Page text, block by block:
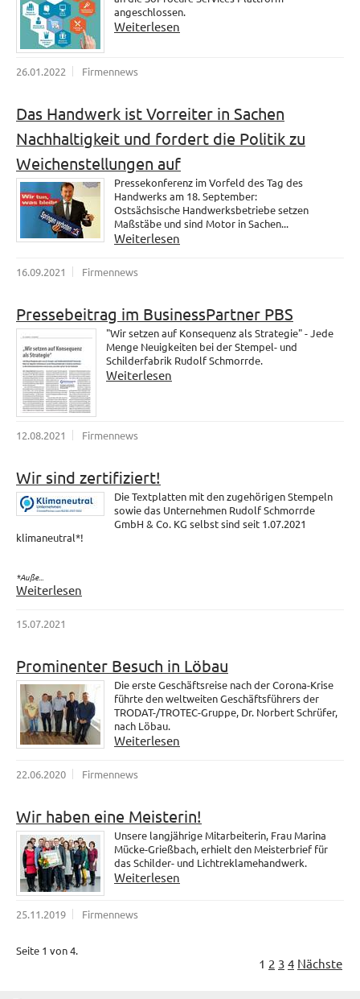
angeschlossen.
Weiterlesen
26.01.2022 Firmennews
Das Handwerk ist Vorreiter in Sachen
Nachhaltigkeit und fordert die Politik zu
Weichenstellungen auf
Pressekonferenz im Vorfeld des Tag des
Handwerks am 18. September:
Ostsächsische Handwerksbetriebe setzen
Maßstäbe und sind Motor in Sachen...
Weiterlesen
16.09.2021 Firmennews
Pressebeitrag im BusinessPartner PBS
"Wir setzen auf Konsequenz als Strategie" - Jede
Menge Neuigkeiten bei der Stempel- und
Schilderfabrik Rudolf Schmorrde.
Weiterlesen
12.08.2021 Firmennews
Wir sind zertifiziert!
Die Textplatten mit den zugehörigen Stempeln
sowie das Unternehmen Rudolf Schmorrde
GmbH & Co. KG selbst sind seit 1.07.2021
klimaneutral*!
*Auße...
Weiterlesen
15.07.2021
Prominenter Besuch in Löbau
Die erste Geschäftsreise nach der Corona-Krise
führte den weltweiten Geschäftsführers der
TRODAT-/TROTEC-Gruppe, Dr. Norbert Schrüfer,
nach Löbau.
Weiterlesen
22.06.2020 Firmennews
Wir haben eine Meisterin!
Unsere langjährige Mitarbeiterin, Frau Marina
Mücke-Grießbach, erhielt den Meisterbrief für
das Schilder- und Lichtreklamehandwerk.
Weiterlesen
25.11.2019 Firmennews
Seite 1 von 4.
1 2 3 4 Nächste